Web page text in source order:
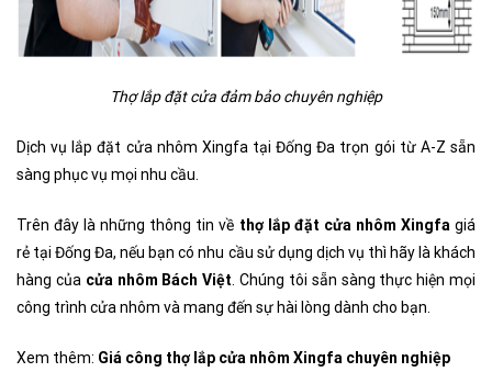
Thợ lắp đặt cửa đảm bảo chuyên nghiệp
Dịch vụ lắp đặt cửa nhôm Xingfa tại Đống Đa trọn gói từ A-Z sẵn
sàng phục vụ mọi nhu cầu.
Trên đây là những thông tin về thợ lắp đặt cửa nhôm Xingfa giá
rẻ tại Đống Đa, nếu bạn có nhu cầu sử dụng dịch vụ thì hãy là khách
hàng của cửa nhôm Bách Việt . Chúng tôi sẵn sàng thực hiện mọi
công trình cửa nhôm và mang đến sự hài lòng dành cho bạn.
Xem thêm: Giá công thợ lắp cửa nhôm Xingfa chuyên nghiệp